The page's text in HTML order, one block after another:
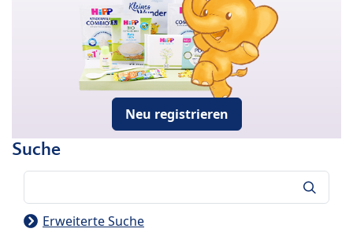
Neu registrieren
Suche
Erweiterte Suche